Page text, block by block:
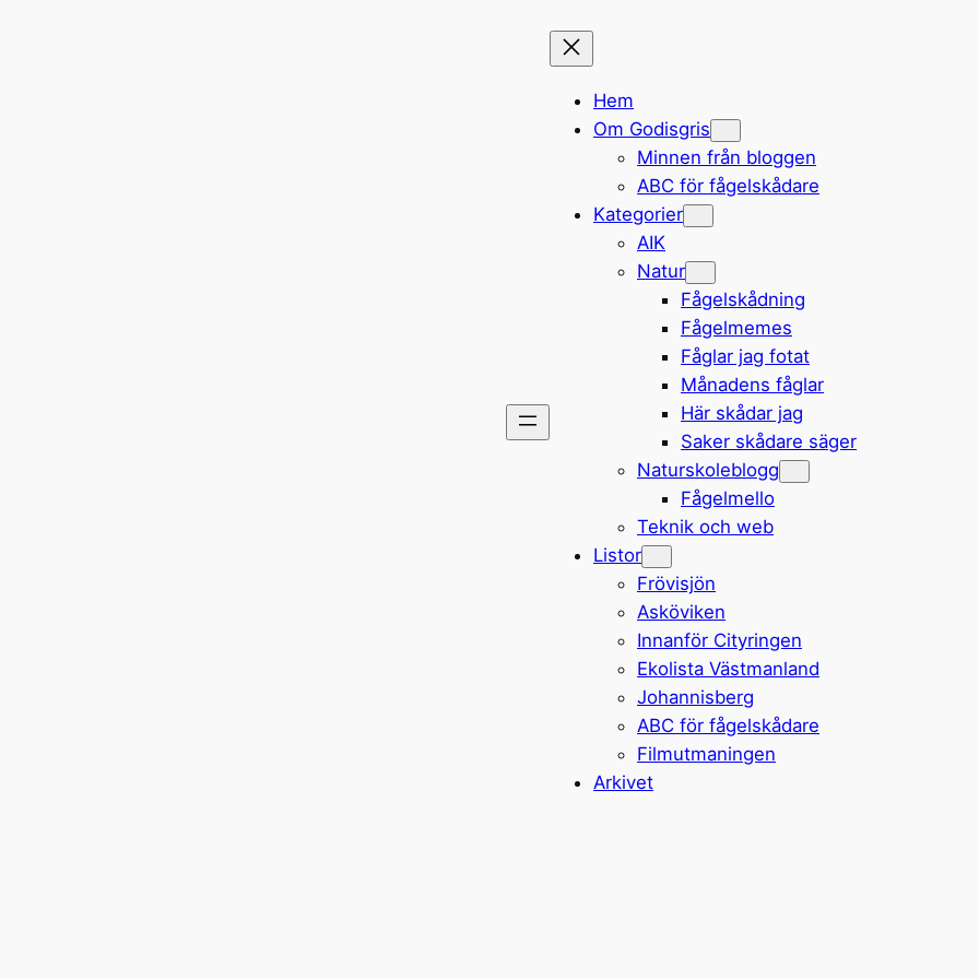
Hem
Om Godisgris
Minnen från bloggen
ABC för fågelskådare
Kategorier
AIK
Natur
Fågelskådning
Fågelmemes
Fåglar jag fotat
Månadens fåglar
Här skådar jag
Saker skådare säger
Naturskoleblogg
Fågelmello
Teknik och web
Listor
Frövisjön
Asköviken
Innanför Cityringen
Ekolista Västmanland
Johannisberg
ABC för fågelskådare
Filmutmaningen
Arkivet